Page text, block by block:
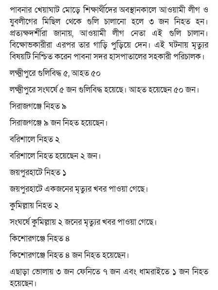
পাবনার খেয়াঘাট মোড়ে শিক্ষার্থীদের অবস্থানকালে আওয়ামী লীগ ও
যুবলীগের মিছিল থেকে গুলি চালানো হলে ৩ জন নিহত হন।
প্রত্যক্ষদর্শীরা জানায়, আওয়ামী লীগ নেতা এই গুলি চালান।
বিক্ষোভকারীরা এরপর তার গাড়ি পুড়িয়ে দেন। এই ঘটনায় মৃত্যুর
বিষয়টি নিশ্চিত করেন পাবনা সদর হাসপাতালের সহকারী পরিচালক।
লক্ষ্মীপুরে গুলিবিদ্ধ ৫, আহত ৫০
লক্ষ্মীপুরে সংঘর্ষে ৫ জন গুলিবিদ্ধ হয়েছে। আহত হয়েছেন ৫০ জন।
সিরাজগঞ্জে নিহত ৯
সিরাজগঞ্জে ৯ জন নিহত হয়েছেন।
বরিশালে নিহত ২
বরিশালে নিহত হয়েছেন ২ জন।
জয়পুরহাটে নিহত ১
জয়পুরহাটে একজনের মৃত্যুর খবর পাওয়া গেছে।
কুমিল্লায় নিহত ২
সংঘর্ষে কুমিল্লায় ২ জনের মৃত্যুর খবর পাওয়া গেছে।
কিশোরগঞ্জে নিহত ৪
কিশোরগঞ্জে নিহত ৪ জন নিহত হয়েছেন।
এছাড়া ভোলায় ৩ জন ফেনিতে ৭ জন এবং ধামরাইতে ১ জন নিহত
হয়েছেন।